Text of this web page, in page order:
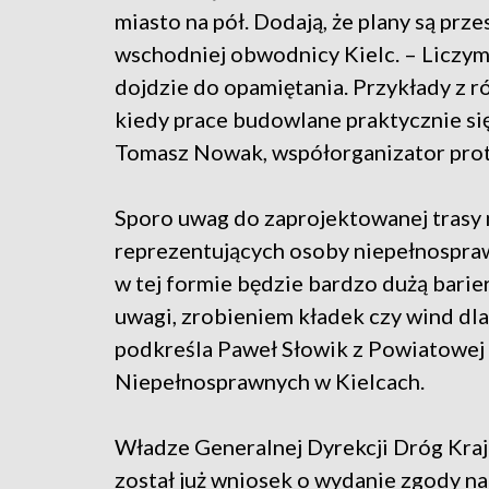
miasto na pół. Dodają, że plany są
wschodniej obwodnicy Kielc. –
dojdzie do opamiętania. Przykłady z
kiedy prace budowlane praktycznie
Tomasz Nowak, współorganizator
Sporo uwag do zaprojektowanej
reprezentujących osoby
w tej formie będzie bardzo dużą
uwagi, zrobieniem kładek czy wind
podkreśla Paweł Słowik z
Niepełnosprawnych w Kielcach.
Władze Generalnej Dyrekcji Dróg
został już wniosek o wydanie zgody